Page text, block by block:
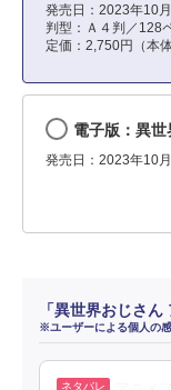
発売日：2023年10
判型：Ａ４判／128
定価：2,750円（本
電子版：異
発売日：2023年10
「異世界おじさ
※ユーザーによる個人の